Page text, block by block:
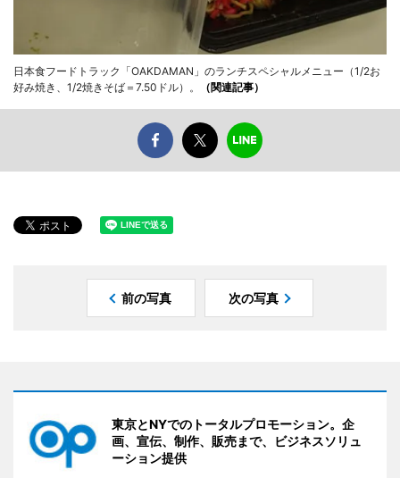
日本食フードトラック「OAKDAMAN」のランチスペシャルメニュー（1/2お
好み焼き、1/2焼きそば＝7.50ドル）。
（関連記事）
前の写真 次の写真
東京とNYでのトータルプロモーション。企
画、宣伝、制作、販売まで、ビジネスソリュ
ーション提供